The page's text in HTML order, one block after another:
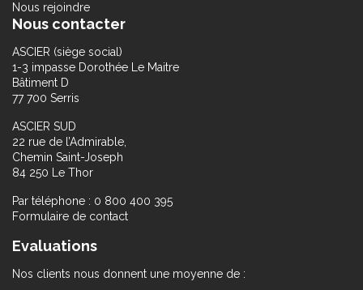
Nous rejoindre
Nous contacter
ASCIER (siège social)
1-3 impasse Dorothée Le Maitre
Bâtiment D
77 700 Serris
ASCIER SUD
22 rue de l’Admirable,
Chemin Saint-Joseph
84 250 Le Thor
Par téléphone : 0 800 400 395
Formulaire de contact
Evaluations
Nos clients nous donnent une moyenne de :